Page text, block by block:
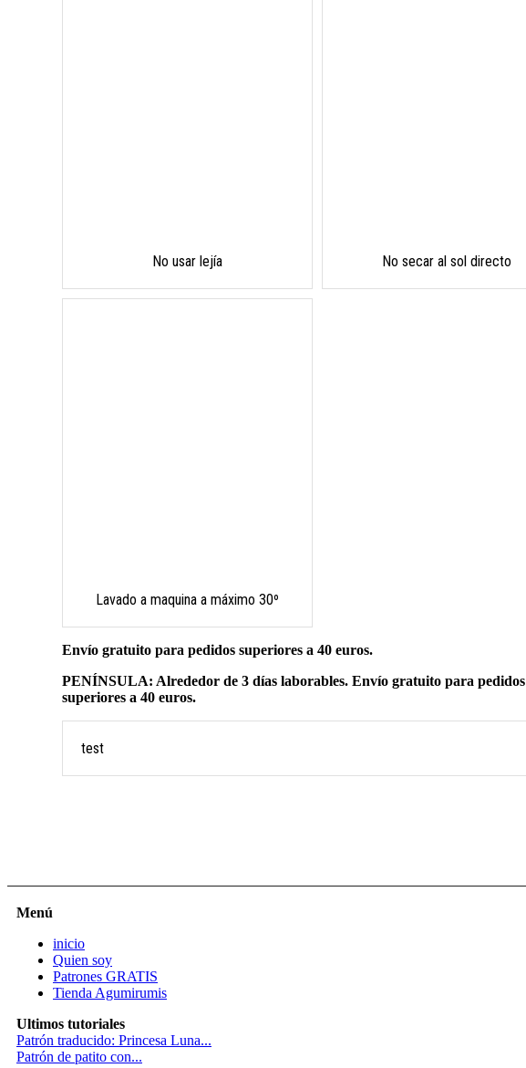
No usar lejía No secar al sol directo
Lavado a maquina a máximo 30º
Envío gratuito para pedidos superiores a 40 euros.
PENÍNSULA: Alrededor de 3 días laborables. Envío gratuito para pedidos
superiores a 40 euros.
test
Menú
inicio
Quien soy
Patrones GRATIS
Tienda Agumirumis
Ultimos tutoriales
Patrón traducido: Princesa Luna...
Patrón de patito con...